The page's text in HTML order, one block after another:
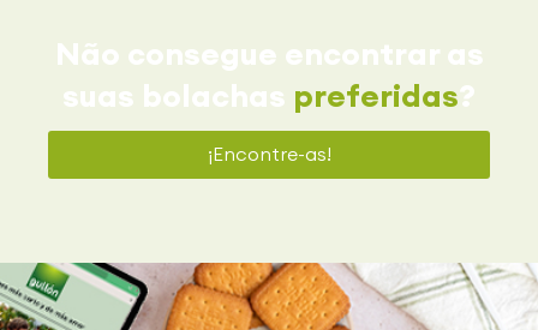
Não consegue encontrar as
suas bolachas preferidas?
¡Encontre-as!